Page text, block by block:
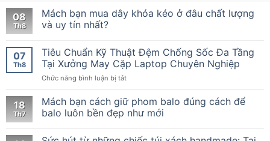
08
Th8
Mách bạn mua dây khóa kéo ở đâu chất lượng
và uy tín nhất?
07
Th8
Tiêu Chuẩn Kỹ Thuật Đệm Chống Sốc Đa Tầng
Tại Xưởng May Cặp Laptop Chuyên Nghiệp
Chức năng bình luận bị tắtở
Chuẩn
Kỹ
Thuật
Chống
18
Th7
Mách bạn cách giữ phom balo đúng cách để
balo luôn bền đẹp như mới